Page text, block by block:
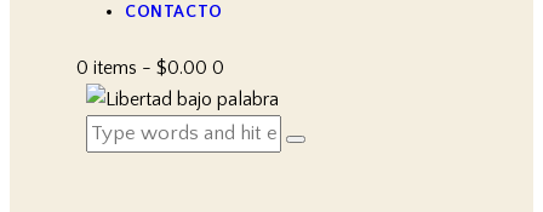
CONTACTO
0 items - $0.00 0